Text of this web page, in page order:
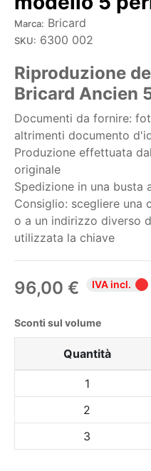
Marca: Bricard
SKU: 6300 002
Riproduzione
Bricard Ancien
Documenti da fornire:
altrimenti documento
Produzione effettuata
originale
Spedizione in una busta
Consiglio: scegliere una
o a un indirizzo diverso
utilizzata la chiave
96,00 € IVA incl.
Sconti sul volume
Quantità
1
2
3